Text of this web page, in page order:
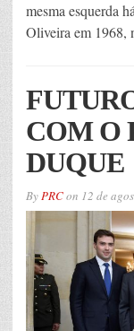
mesma esquerda
Oliveira em 1968,
COM O
DUQUE
ByPRCon 12 de